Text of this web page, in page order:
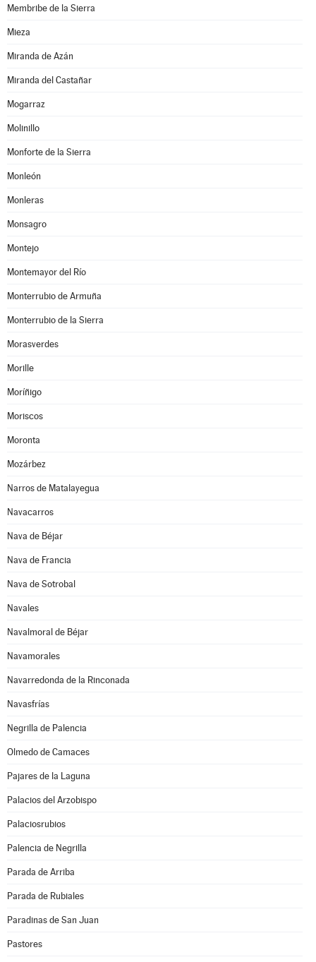
Membribe de la Sierra
Mieza
Miranda de Azán
Miranda del Castañar
Mogarraz
Molinillo
Monforte de la Sierra
Monleón
Monleras
Monsagro
Montejo
Montemayor del Río
Monterrubio de Armuña
Monterrubio de la Sierra
Morasverdes
Morille
Moríñigo
Moriscos
Moronta
Mozárbez
Narros de Matalayegua
Navacarros
Nava de Béjar
Nava de Francia
Nava de Sotrobal
Navales
Navalmoral de Béjar
Navamorales
Navarredonda de la Rinconada
Navasfrías
Negrilla de Palencia
Olmedo de Camaces
Pajares de la Laguna
Palacios del Arzobispo
Palaciosrubios
Palencia de Negrilla
Parada de Arriba
Parada de Rubiales
Paradinas de San Juan
Pastores